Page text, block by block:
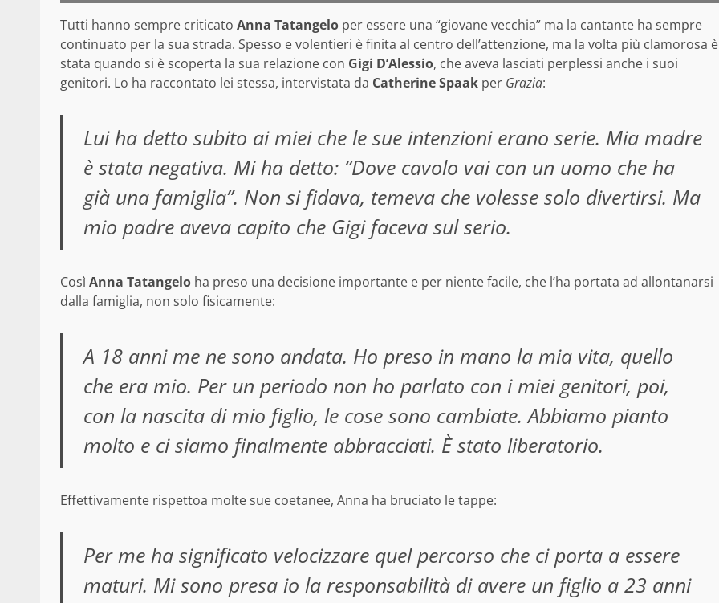
Tutti hanno sempre criticato Anna Tatangelo per essere una “giovane vecchia” ma la cantante ha sempre
continuato per la sua strada. Spesso e volentieri è finita al centro dell’attenzione, ma la volta più clamorosa è
stata quando si è scoperta la sua relazione con Gigi D’Alessio, che aveva lasciati perplessi anche i suoi
genitori. Lo ha raccontato lei stessa, intervistata da Catherine Spaak per Grazia:
Lui ha detto subito ai miei che le sue intenzioni erano serie. Mia madre
è stata negativa. Mi ha detto: “Dove cavolo vai con un uomo che ha
già una famiglia”. Non si fidava, temeva che volesse solo divertirsi. Ma
mio padre aveva capito che Gigi faceva sul serio.
Così Anna Tatangelo ha preso una decisione importante e per niente facile, che l’ha portata ad allontanarsi
dalla famiglia, non solo fisicamente:
A 18 anni me ne sono andata. Ho preso in mano la mia vita, quello
che era mio. Per un periodo non ho parlato con i miei genitori, poi,
con la nascita di mio figlio, le cose sono cambiate. Abbiamo pianto
molto e ci siamo finalmente abbracciati. È stato liberatorio.
Effettivamente rispettoa molte sue coetanee, Anna ha bruciato le tappe:
Per me ha significato velocizzare quel percorso che ci porta a essere
maturi. Mi sono presa io la responsabilità di avere un figlio a 23 anni